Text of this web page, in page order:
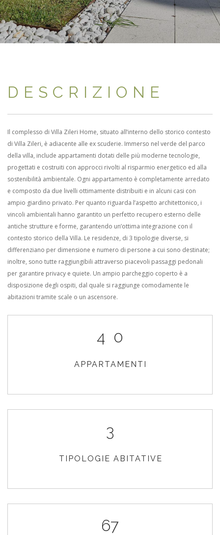
DESCRIZIONE
Il complesso di Villa Zileri Home, situato all’interno dello storico contesto
di Villa Zileri, è adiacente alle ex scuderie. Immerso nel verde del parco
della villa, include appartamenti dotati delle più moderne tecnologie,
progettati e costruiti con approcci rivolti al risparmio energetico ed alla
sostenibilità ambientale. Ogni appartamento è completamente arredato
e composto da due livelli ottimamente distribuiti e in alcuni casi con
ampio giardino privato. Per quanto riguarda l’aspetto architettonico, i
vincoli ambientali hanno garantito un perfetto recupero esterno delle
antiche strutture e forme, garantendo un’ottima integrazione con il
contesto storico della Villa. Le residenze, di 3 tipologie diverse, si
differenziano per dimensione e numero di persone a cui sono destinate;
inoltre, sono tutte raggiungibili attraverso piacevoli passaggi pedonali
per garantire privacy e quiete. Un ampio parcheggio coperto è a
disposizione degli ospiti, dal quale si raggiunge comodamente le
abitazioni tramite scale o un ascensore.
40
APPARTAMENTI
3
TIPOLOGIE ABITATIVE
67